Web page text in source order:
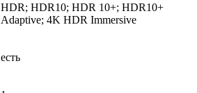
HDR; HDR10; HDR 10+; HDR10+
Adaptive; 4K HDR Immersive
есть